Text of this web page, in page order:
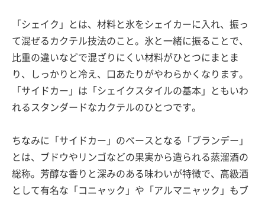
「シェイク」とは、材料と氷をシェイカーに入れ、振っ
て混ぜるカクテル技法のこと。氷と一緒に振ることで、
比重の違いなどで混ざりにくい材料がひとつにまとま
り、しっかりと冷え、口あたりがやわらかくなります。
「サイドカー」は「シェイクスタイルの基本」ともいわ
れるスタンダードなカクテルのひとつです。
ちなみに「サイドカー」のベースとなる「ブランデー」
とは、ブドウやリンゴなどの果実から造られる蒸溜酒の
総称。芳醇な香りと深みのある味わいが特徴で、高級酒
として有名な「コニャック」や「アルマニャック」もブ